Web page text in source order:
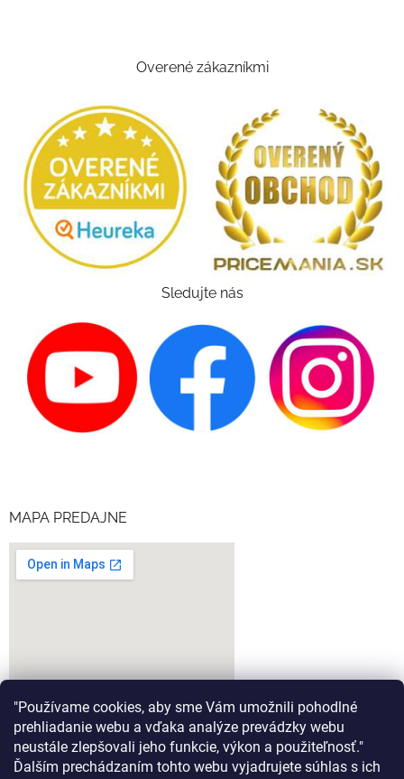
"Používame cookies, aby sme Vám umožnili pohodlné
prehliadanie webu a vďaka analýze prevádzky webu
neustále zlepšovali jeho funkcie, výkon a použiteľnosť."
Ďalším prechádzaním tohto webu vyjadrujete súhlas s ich
Overené zákazníkmi
Sledujte nás
MAPA PREDAJNE